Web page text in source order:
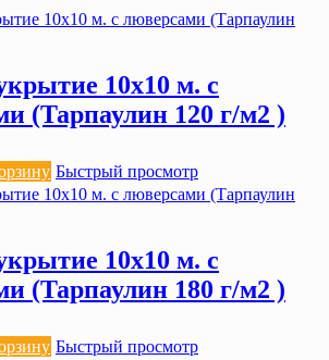
10х10 м. с
(Тарпаулин 120 г/м2 )
Быстрый просмотр
10х10 м. с
(Тарпаулин 180 г/м2 )
Быстрый просмотр